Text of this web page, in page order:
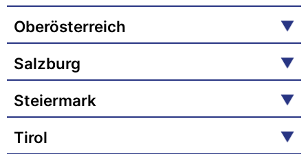
Oberösterreich
Salzburg
Steiermark
Tirol